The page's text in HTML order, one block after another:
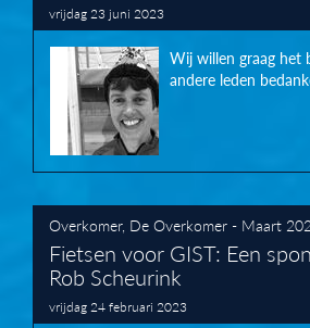
vrijdag 23 juni 2023
Wij willen graag het
andere leden
Overkomer, De Overkomer - Maart
Fietsen voor GIST: Een
Rob Scheurink
vrijdag 24 februari 2023